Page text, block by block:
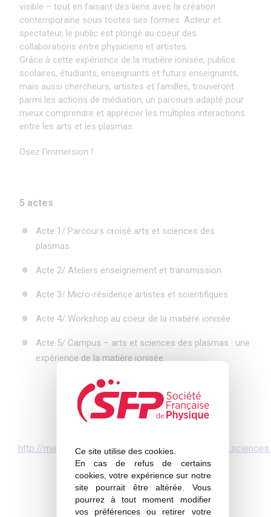
Ce site utilise des cookies.
En cas de refus de certains
cookies, votre expérience sur notre
site pourrait être altérée. Vous
pourrez à tout moment modifier
vos préférences ou retirer votre
visible – tout en faisant des liens avec la création
contemporaine sous toutes ses formes. Acteur et
spectateur, le public est plongé au coeur des
collaborations entre physiciens et artistes.
Grâce à cette expérience de la matière ionisée, publics
scolaires, étudiants, enseignants et futurs enseignants,
mais aussi chercheurs, artistes et familles, trouveront
parmi les actions de médiation, un parcours adapté pour
mieux comprendre et apprécier les multiples interactions
entre les arts et les plasmas.
Osez l’immersion !
5 actes
Acte 1/ Parcours croisé arts et sciences des
plasmas.
Acte 2/ Ateliers enseignement et transmission.
Acte 3/ Micro-résidence artistes et scientifiques
Acte 4/ Workshop au coeur de la matière ionisée.
Acte 5/ Campus – arts et sciences des plasmas : une
expérience de la matière ionisée.
Le programme
http://mediation.centrepompidou.fr/
Billetterie